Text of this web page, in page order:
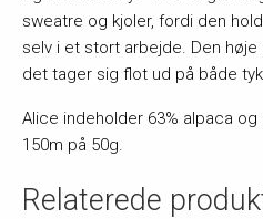
sweatre og kjoler, fordi den
selv i et stort arbejde. Den
det tager sig flot ud på både
Alice indeholder 63% alpaca
150m på 50g.
Relaterede